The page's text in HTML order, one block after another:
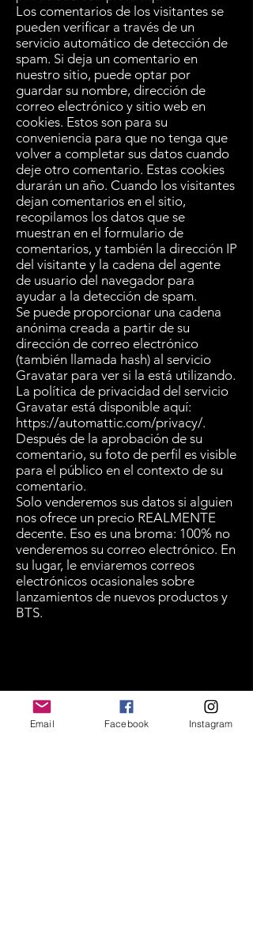
Los comentarios de los visitantes se
pueden verificar a través de un
servicio automático de detección de
spam. Si deja un comentario en
nuestro sitio, puede optar por
guardar su nombre, dirección de
correo electrónico y sitio web en
cookies. Estos son para su
conveniencia para que no tenga que
volver a completar sus datos cuando
deje otro comentario. Estas cookies
durarán un año. Cuando los visitantes
dejan comentarios en el sitio,
recopilamos los datos que se
muestran en el formulario de
comentarios, y también la dirección IP
del visitante y la cadena del agente
de usuario del navegador para
ayudar a la detección de spam.
Se puede proporcionar una cadena
anónima creada a partir de su
dirección de correo electrónico
(también llamada hash) al servicio
Gravatar para ver si la está utilizando.
La política de privacidad del servicio
Gravatar está disponible aquí:
https://automattic.com/privacy/.
Después de la aprobación de su
comentario, su foto de perfil es visible
para el público en el contexto de su
comentario.
Solo venderemos sus datos si alguien
nos ofrece un precio REALMENTE
decente. Eso es una broma: 100% no
venderemos su correo electrónico. En
su lugar, le enviaremos correos
electrónicos ocasionales sobre
lanzamientos de nuevos productos y
BTS.
Escríbenos
Email Facebook Instagram